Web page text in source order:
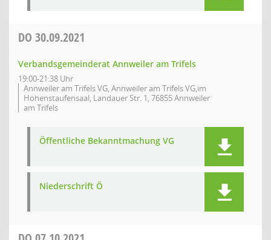
DO 30.09.2021
Verbandsgemeinderat Annweiler am Trifels
19:00-21:38 Uhr
Annweiler am Trifels VG, Annweiler am Trifels VG,im
Hohenstaufensaal, Landauer Str. 1, 76855 Annweiler
am Trifels
Öffentliche Bekanntmachung VG
Niederschrift Ö